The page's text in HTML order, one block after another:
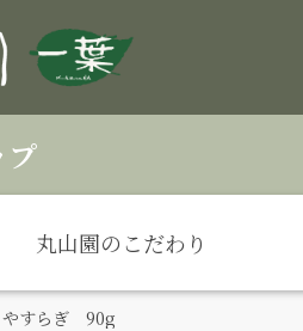
丸山園のこだわり
プ
すらぎ 90g